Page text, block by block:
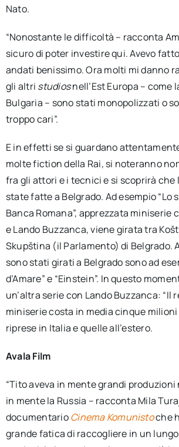
Nato.
“Nonostante le difficoltà – racconta
sicuro di poter investire qui. Avevo
andati benissimo. Ora molti mi danno
gli altri studiosnell’Est Europa – come
Bulgaria – sono stati monopolizzati o
troppo cari”.
E in effetti se si guardano
molte fiction della Rai, si noteranno
fra gli attori e i tecnici e si scoprirà che
state fatte a Belgrado. Ad esempio “Lo
Banca Romana”, apprezzata miniserie
e Lando Buzzanca, viene girata tra
Skupština (il Parlamento) di Belgrado.
sono stati girati a Belgrado sono ad
d’Amare” e “Einstein”. In questo
un’altra serie con Lando Buzzanca: “Il
miniserie costa in media cinque
riprese in Italia e quelle all’estero.
Avala Film
“Tito aveva in mente grandi produzioni
in mente la Russia – racconta Mila
documentarioCinema Komunistoche
grande fatica di raccogliere in un